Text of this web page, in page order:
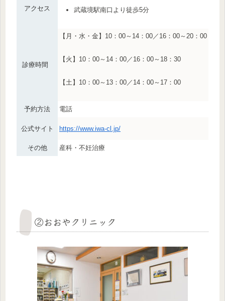
アクセス
武蔵境駅南口より徒歩5分
診療時間
【月・水・金】10：00～14：00／16：00～20：00
【火】10：00～14：00／16：00～18：30
【土】10：00～13：00／14：00～17：00
予約方法 電話
公式サイト https://www.iwa-cl.jp/
その他 産科・不妊治療
②おおやクリニック